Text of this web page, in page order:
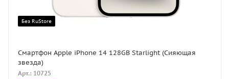
Без RuStore
Смартфон Apple iPhone 14 128GB Starlight (Сияющая
звезда)
Арт.: 10725